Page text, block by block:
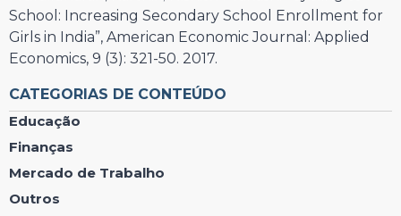
School: Increasing Secondary School Enrollment for
Girls in India”, American Economic Journal: Applied
Economics, 9 (3): 321-50. 2017.
CATEGORIAS DE CONTEÚDO
Educação
Finanças
Mercado de Trabalho
Outros